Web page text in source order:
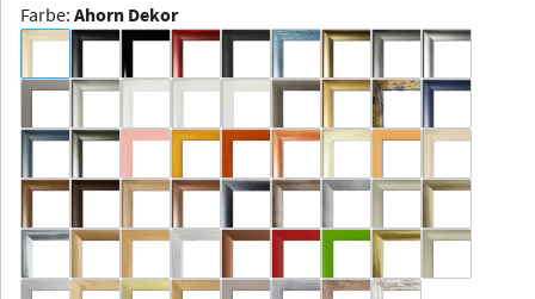
Dakota -
Rahmenloser
Aluminium
Farbe: Ahorn Dekor